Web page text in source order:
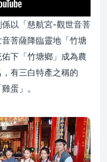
以「慈航宮-觀世音菩
菩薩降臨靈地「竹塘
下「竹塘鄉」成為農
有三白特產之稱的
蛋」。